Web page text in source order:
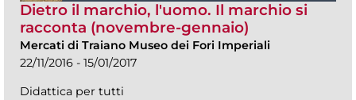
Dietro il marchio, l'uomo. Il marchio si
racconta (novembre-gennaio)
Mercati di Traiano Museo dei Fori Imperiali
22/11/2016 - 15/01/2017
Didattica per tutti